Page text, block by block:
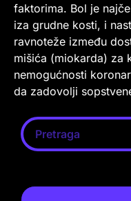
faktorima. Bol je
iza grudne kosti, i
ravnoteže između
mišića (miokarda) za
nemogućnosti
da zadovolji